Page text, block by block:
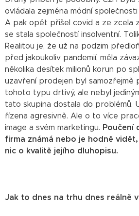
ovládala zejména módní
A pak opět přišel covid a ze zcela
se stala společností insolventní.
Realitou je, že už na podzim
před jakoukoliv pandemií, měla
několika desítek milionů korun po
uzavření prodejen byl samozřejmě
tohoto typu drtivý, ale nebyl
tato skupina dostala do problémů.
řízena agresivně. Ale o to více
image a svém marketingu. Poučení
firma známá nebo je hodně
nic o kvalitě jejího dluhopisu.
Jak to dnes na trhu dnes reálně